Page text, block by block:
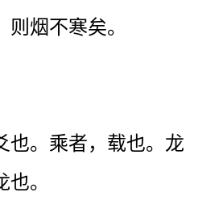
烟不寒矣。
也。乘者，载也。龙
。